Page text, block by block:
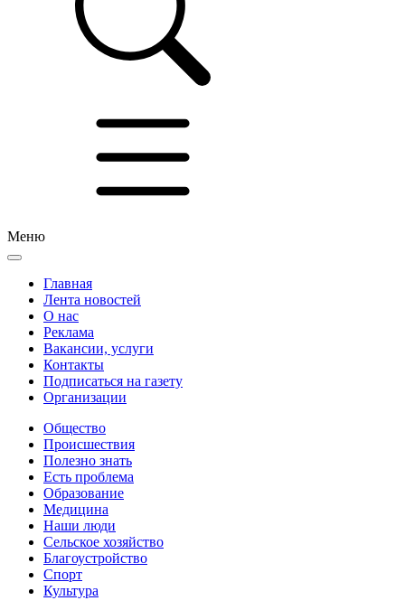
Меню
Главная
Лента новостей
О нас
Реклама
Вакансии, услуги
Контакты
Подписаться на газету
Организации
Общество
Происшествия
Полезно знать
Есть проблема
Образование
Медицина
Наши люди
Сельское хозяйство
Благоустройство
Спорт
Культура